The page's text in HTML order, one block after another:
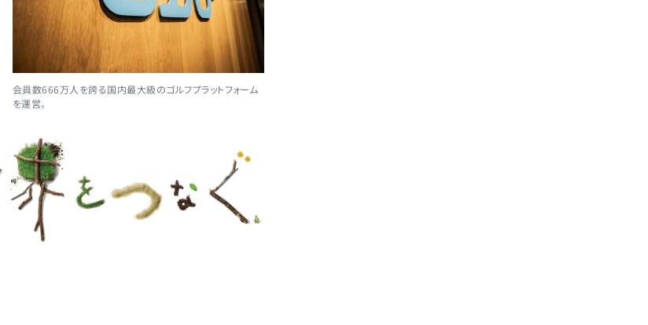
会員数666万人を誇る国内最大級のゴルフプラットフォーム
を運営。